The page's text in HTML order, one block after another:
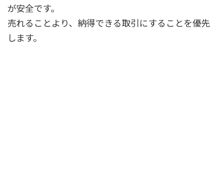
が安全です。
売れることより、納得できる取引にすることを優先
します。